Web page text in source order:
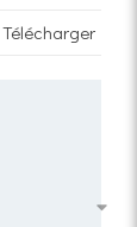
Télécharger